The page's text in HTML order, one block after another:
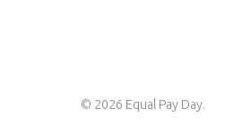
© 2026 Equal Pay Day.